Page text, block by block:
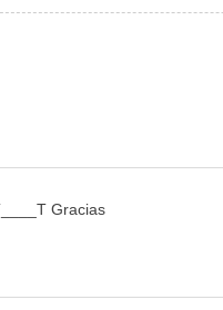
Gracias